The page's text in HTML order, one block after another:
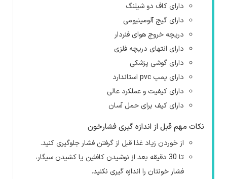
دارای کاف دو شیلنگ
دارای گیج آلومینیومی
دریچه خروج هوای فنردار
دارای انتهای دریچه فلزی
دارای گوشی پزشکی
دارای پمپ pvc استاندارد
دارای کیفیت و عملکرد عالی
دارای کیف برای حمل آسان
نکات مهم قبل از اندازه گیری فشارخون
از خوردن زیاد غذا قبل از گرفتن فشار جلوگیری کنید.
تا 30 دقیقه بعد از نوشیدن کافئین یا کشیدن سیگار،
فشار خونتان را اندازه گیری نکنید.